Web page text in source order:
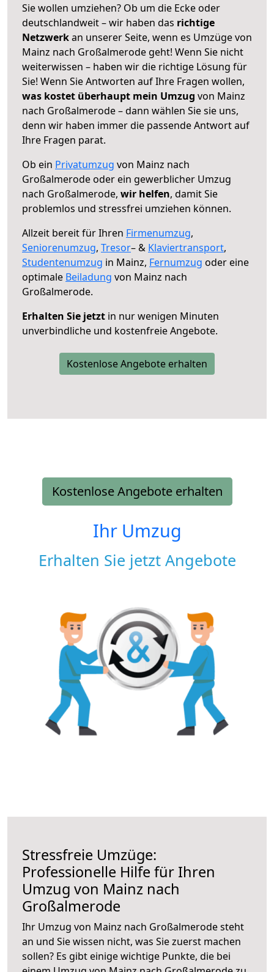
Sie wollen umziehen? Ob um die Ecke oder
deutschlandweit – wir haben das richtige
Netzwerkan unserer Seite, wenn es Umzüge von
Mainz nach Großalmerode geht! Wenn Sie nicht
weiterwissen – haben wir die richtige Lösung für
Sie! Wenn Sie Antworten auf Ihre Fragen wollen,
was kostet überhaupt mein Umzug von Mainz
nach Großalmerode – dann wählen Sie sie uns,
denn wir haben immer die passende Antwort auf
Ihre Fragen parat.
Ob ein Privatumzug von Mainz nach
Großalmerode oder ein gewerblicher Umzug
nach Großalmerode, wir helfen, damit Sie
problemlos und stressfrei umziehen können.
Allzeit bereit für Ihren Firmenumzug,
Seniorenumzug, Tresor– & Klaviertransport,
Studentenumzug in Mainz, Fernumzug oder eine
optimale Beiladung von Mainz nach
Großalmerode.
Erhalten Sie jetzt in nur wenigen Minuten
unverbindliche und kostenfreie Angebote.
Kostenlose Angebote erhalten
Kostenlose Angebote erhalten
Ihr Umzug
Erhalten Sie jetzt Angebote
Stressfreie Umzüge:
Professionelle Hilfe für Ihren
Umzug von Mainz nach
Großalmerode
Ihr Umzug von Mainz nach Großalmerode steht
an und Sie wissen nicht, was Sie zuerst machen
sollen? Es gibt einige wichtige Punkte, die bei